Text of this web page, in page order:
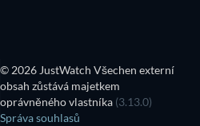
© 2026 JustWatch Všechen externí
obsah zůstává majetkem
oprávněného vlastníka (3.13.0)
Správa souhlasů